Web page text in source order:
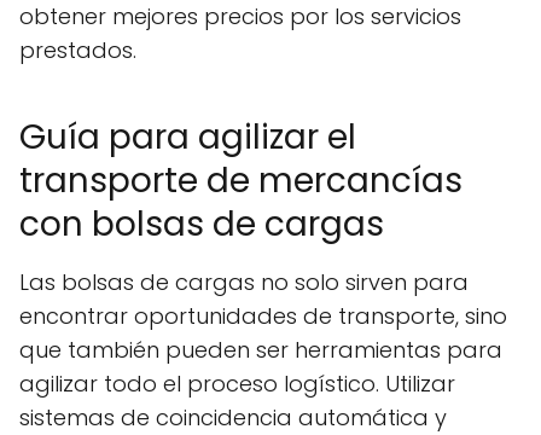
obtener mejores precios por los servicios
prestados.
Guía para agilizar el
transporte de mercancías
con bolsas de cargas
Las bolsas de cargas no solo sirven para
encontrar oportunidades de transporte, sino
que también pueden ser herramientas para
agilizar todo el proceso logístico. Utilizar
sistemas de coincidencia automática y